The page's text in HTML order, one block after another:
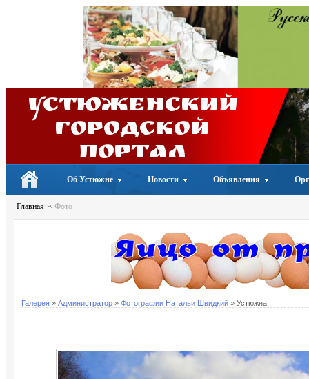
Устюженский
Городской
портал
Об Устюжне Новости Объявления
Главная Фото
Галерея » Администратор » Фотографии Натальи Швидкий » Устюжна